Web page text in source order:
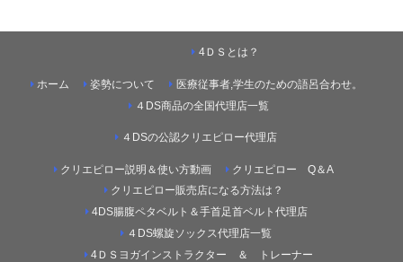
ホーム
4ＤＳとは？
姿勢について
医療従事者,学生のための語呂合わせ。
４DS商品の全国代理店一覧
４DSの公認クリエピロー代理店
クリエピロー説明＆使い方動画
クリエピロー Q＆A
クリエピロー販売店になる方法は？
4DS腸腹ペタベルト＆手首足首ベルト代理店
４DS螺旋ソックス代理店一覧
4ＤＳヨガインストラクター ＆ トレーナー